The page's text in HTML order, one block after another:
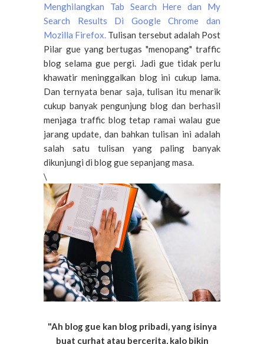
Menghilangkan Tab Search Heredan My
Search Results Di Google Chromedan
Mozilla Firefox. Tulisan tersebut adalah Post
Pilar gue yang bertugas "menopang" traffic
blog selama gue pergi. Jadi guetidak perlu
khawatirmeninggalkan blog ini cukup lama.
Dan ternyata benar saja, tulisan itu menarik
cukup banyak pengunjung blog dan berhasil
menjaga traffic blog tetap ramai walau gue
jarang update, dan bahkan tulisan ini adalah
salah satu tulisan yang paling banyak
dikunjungi di blog gue sepanjang masa.
\
"Ah blog gue kan blog pribadi, yang isinya
buat curhat atau bercerita, kalo bikin